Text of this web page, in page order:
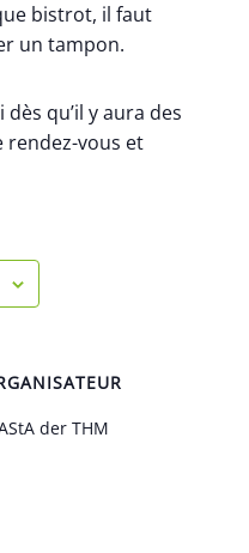
bistrot, il faut
un tampon.
qu’il y aura des
rendez-vous et
der THM